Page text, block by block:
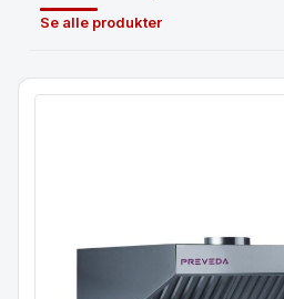
Se alle produkter